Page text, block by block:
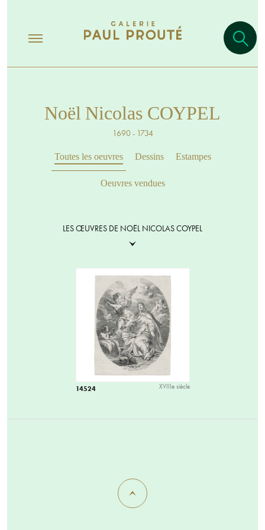
Noël Nicolas COYPEL
1690 - 1734
Toutes les oeuvres Dessins Estampes
Oeuvres vendues
LES ŒUVRES DE NOËL NICOLAS COYPEL
14524 XVIIIe siècle